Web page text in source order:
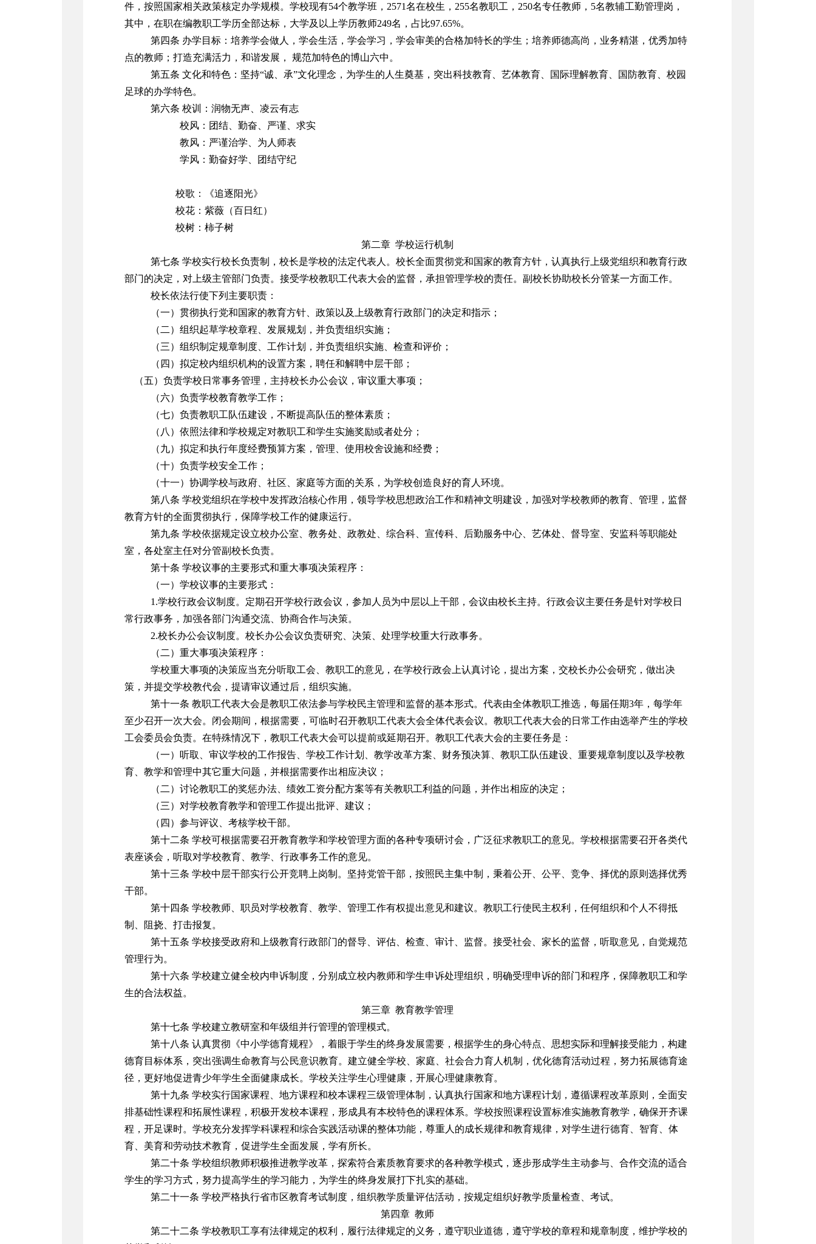
件，按照国家相关政策核定办学规模。学校现有54个教学班，2571名在校生，255名教职工，250名专任教师，5名教辅工勤管理岗，
其中，在职在编教职工学历全部达标，大学及以上学历教师249名，占比97.65%。
第四条 办学目标：培养学会做人，学会生活，学会学习，学会审美的合格加特长的学生；培养师德高尚，业务精湛，优秀加特
点的教师；打造充满活力，和谐发展， 规范加特色的博山六中。
第五条 文化和特色：坚持“诚、承”文化理念，为学生的人生奠基，突出科技教育、艺体教育、国际理解教育、国防教育、校园
足球的办学特色。
第六条 校训：润物无声、凌云有志
校风：团结、勤奋、严谨、求实
教风：严谨治学、为人师表
学风：勤奋好学、团结守纪
校歌：《追逐阳光》
校花：紫薇（百日红）
校树：柿子树
第二章 学校运行机制
第七条 学校实行校长负责制，校长是学校的法定代表人。校长全面贯彻党和国家的教育方针，认真执行上级党组织和教育行政
部门的决定，对上级主管部门负责。接受学校教职工代表大会的监督，承担管理学校的责任。副校长协助校长分管某一方面工作。
校长依法行使下列主要职责：
（一）贯彻执行党和国家的教育方针、政策以及上级教育行政部门的决定和指示；
（二）组织起草学校章程、发展规划，并负责组织实施；
（三）组织制定规章制度、工作计划，并负责组织实施、检查和评价；
（四）拟定校内组织机构的设置方案，聘任和解聘中层干部；
（五）负责学校日常事务管理，主持校长办公会议，审议重大事项；
（六）负责学校教育教学工作；
（七）负责教职工队伍建设，不断提高队伍的整体素质；
（八）依照法律和学校规定对教职工和学生实施奖励或者处分；
（九）拟定和执行年度经费预算方案，管理、使用校舍设施和经费；
（十）负责学校安全工作；
（十一）协调学校与政府、社区、家庭等方面的关系，为学校创造良好的育人环境。
第八条 学校党组织在学校中发挥政治核心作用，领导学校思想政治工作和精神文明建设，加强对学校教师的教育、管理，监督
教育方针的全面贯彻执行，保障学校工作的健康运行。
第九条 学校依据规定设立校办公室、教务处、政教处、综合科、宣传科、后勤服务中心、艺体处、督导室、安监科等职能处
室，各处室主任对分管副校长负责。
第十条 学校议事的主要形式和重大事项决策程序：
（一）学校议事的主要形式：
1.学校行政会议制度。定期召开学校行政会议，参加人员为中层以上干部，会议由校长主持。行政会议主要任务是针对学校日
常行政事务，加强各部门沟通交流、协商合作与决策。
2.校长办公会议制度。校长办公会议负责研究、决策、处理学校重大行政事务。
（二）重大事项决策程序：
学校重大事项的决策应当充分听取工会、教职工的意见，在学校行政会上认真讨论，提出方案，交校长办公会研究，做出决
策，并提交学校教代会，提请审议通过后，组织实施。
第十一条 教职工代表大会是教职工依法参与学校民主管理和监督的基本形式。代表由全体教职工推选，每届任期3年，每学年
至少召开一次大会。闭会期间，根据需要，可临时召开教职工代表大会全体代表会议。教职工代表大会的日常工作由选举产生的学校
工会委员会负责。在特殊情况下，教职工代表大会可以提前或延期召开。教职工代表大会的主要任务是：
（一）听取、审议学校的工作报告、学校工作计划、教学改革方案、财务预决算、教职工队伍建设、重要规章制度以及学校教
育、教学和管理中其它重大问题，并根据需要作出相应决议；
（二）讨论教职工的奖惩办法、绩效工资分配方案等有关教职工利益的问题，并作出相应的决定；
（三）对学校教育教学和管理工作提出批评、建议；
（四）参与评议、考核学校干部。
第十二条 学校可根据需要召开教育教学和学校管理方面的各种专项研讨会，广泛征求教职工的意见。学校根据需要召开各类代
表座谈会，听取对学校教育、教学、行政事务工作的意见。
第十三条 学校中层干部实行公开竞聘上岗制。坚持党管干部，按照民主集中制，秉着公开、公平、竞争、择优的原则选择优秀
干部。
第十四条 学校教师、职员对学校教育、教学、管理工作有权提出意见和建议。教职工行使民主权利，任何组织和个人不得抵
制、阻挠、打击报复。
第十五条 学校接受政府和上级教育行政部门的督导、评估、检查、审计、监督。接受社会、家长的监督，听取意见，自觉规范
管理行为。
第十六条 学校建立健全校内申诉制度，分别成立校内教师和学生申诉处理组织，明确受理申诉的部门和程序，保障教职工和学
生的合法权益。
第三章 教育教学管理
第十七条 学校建立教研室和年级组并行管理的管理模式。
第十八条 认真贯彻《中小学德育规程》，着眼于学生的终身发展需要，根据学生的身心特点、思想实际和理解接受能力，构建
德育目标体系，突出强调生命教育与公民意识教育。建立健全学校、家庭、社会合力育人机制，优化德育活动过程，努力拓展德育途
径，更好地促进青少年学生全面健康成长。学校关注学生心理健康，开展心理健康教育。
第十九条 学校实行国家课程、地方课程和校本课程三级管理体制，认真执行国家和地方课程计划，遵循课程改革原则，全面安
排基础性课程和拓展性课程，积极开发校本课程，形成具有本校特色的课程体系。学校按照课程设置标准实施教育教学，确保开齐课
程，开足课时。学校充分发挥学科课程和综合实践活动课的整体功能，尊重人的成长规律和教育规律，对学生进行德育、智育、体
育、美育和劳动技术教育，促进学生全面发展，学有所长。
第二十条 学校组织教师积极推进教学改革，探索符合素质教育要求的各种教学模式，逐步形成学生主动参与、合作交流的适合
学生的学习方式，努力提高学生的学习能力，为学生的终身发展打下扎实的基础。
第二十一条 学校严格执行省市区教育考试制度，组织教学质量评估活动，按规定组织好教学质量检查、考试。
第四章 教师
第二十二条 学校教职工享有法律规定的权利，履行法律规定的义务，遵守职业道德，遵守学校的章程和规章制度，维护学校的